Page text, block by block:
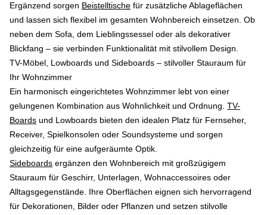
Ergänzend sorgen Beistelltische für zusätzliche Ablageflächen
und lassen sich flexibel im gesamten Wohnbereich einsetzen. Ob
neben dem Sofa, dem Lieblingssessel oder als dekorativer
Blickfang – sie verbinden Funktionalität mit stilvollem Design.
TV-Möbel, Lowboards und Sideboards – stilvoller Stauraum für
Ihr Wohnzimmer
Ein harmonisch eingerichtetes Wohnzimmer lebt von einer
gelungenen Kombination aus Wohnlichkeit und Ordnung. TV-
Boards und Lowboards bieten den idealen Platz für Fernseher,
Receiver, Spielkonsolen oder Soundsysteme und sorgen
gleichzeitig für eine aufgeräumte Optik.
Sideboards ergänzen den Wohnbereich mit großzügigem
Stauraum für Geschirr, Unterlagen, Wohnaccessoires oder
Alltagsgegenstände. Ihre Oberflächen eignen sich hervorragend
für Dekorationen, Bilder oder Pflanzen und setzen stilvolle